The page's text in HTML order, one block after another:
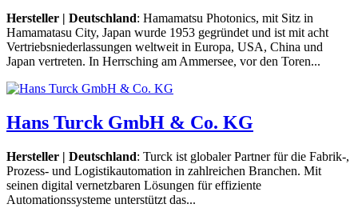
Hersteller | Deutschland: Hamamatsu Photonics, mit Sitz in
Hamamatasu City, Japan wurde 1953 gegründet und ist mit acht
Vertriebsniederlassungen weltweit in Europa, USA, China und
Japan vertreten. In Herrsching am Ammersee, vor den Toren...
Hans Turck GmbH & Co. KG
Hersteller | Deutschland: Turck ist globaler Partner für die Fabrik-,
Prozess- und Logistikautomation in zahlreichen Branchen. Mit
seinen digital vernetzbaren Lösungen für effiziente
Automationssysteme unterstützt das...